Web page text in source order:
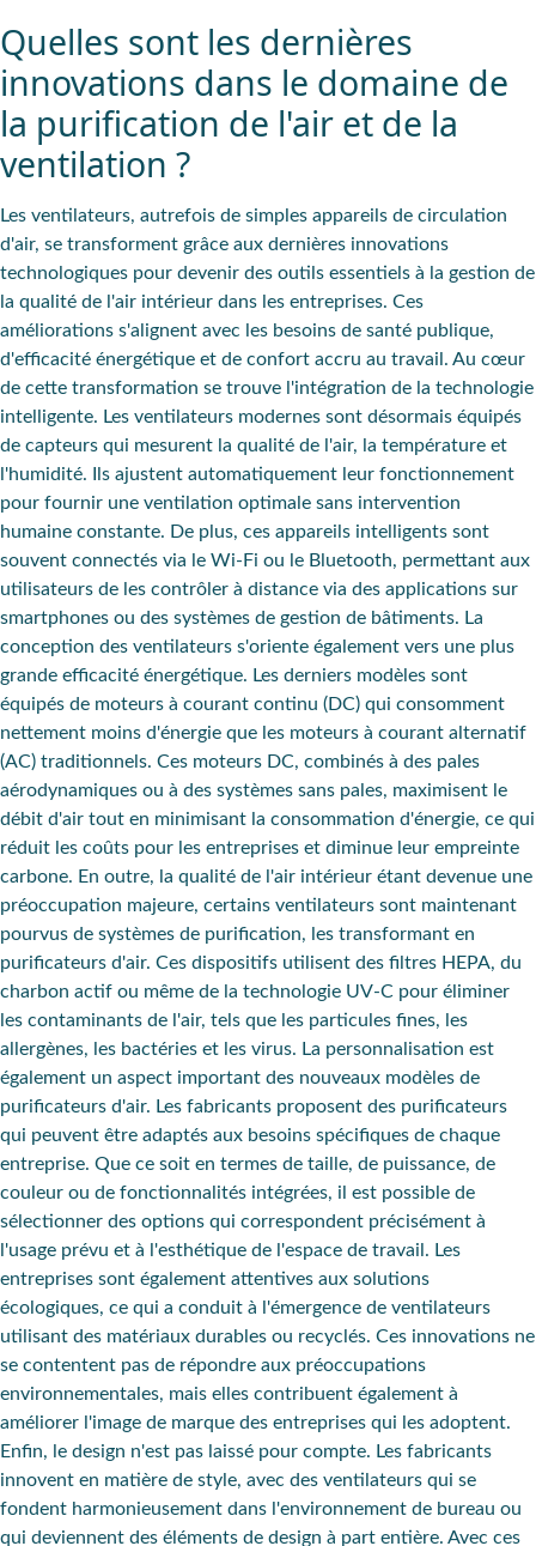
Quelles sont les dernières
innovations dans le domaine de
la purification de l'air et de la
ventilation ?
Les ventilateurs, autrefois de simples appareils de circulation
d'air, se transforment grâce aux dernières innovations
technologiques pour devenir des outils essentiels à la gestion de
la qualité de l'air intérieur dans les entreprises. Ces
améliorations s'alignent avec les besoins de santé publique,
d'efficacité énergétique et de confort accru au travail. Au cœur
de cette transformation se trouve l'intégration de la technologie
intelligente. Les ventilateurs modernes sont désormais équipés
de capteurs qui mesurent la qualité de l'air, la température et
l'humidité. Ils ajustent automatiquement leur fonctionnement
pour fournir une ventilation optimale sans intervention
humaine constante. De plus, ces appareils intelligents sont
souvent connectés via le Wi-Fi ou le Bluetooth, permettant aux
utilisateurs de les contrôler à distance via des applications sur
smartphones ou des systèmes de gestion de bâtiments. La
conception des ventilateurs s'oriente également vers une plus
grande efficacité énergétique. Les derniers modèles sont
équipés de moteurs à courant continu (DC) qui consomment
nettement moins d'énergie que les moteurs à courant alternatif
(AC) traditionnels. Ces moteurs DC, combinés à des pales
aérodynamiques ou à des systèmes sans pales, maximisent le
débit d'air tout en minimisant la consommation d'énergie, ce qui
réduit les coûts pour les entreprises et diminue leur empreinte
carbone. En outre, la qualité de l'air intérieur étant devenue une
préoccupation majeure, certains ventilateurs sont maintenant
pourvus de systèmes de purification, les transformant en
purificateurs d'air. Ces dispositifs utilisent des filtres HEPA, du
charbon actif ou même de la technologie UV-C pour éliminer
les contaminants de l'air, tels que les particules fines, les
allergènes, les bactéries et les virus. La personnalisation est
également un aspect important des nouveaux modèles de
purificateurs d'air. Les fabricants proposent des purificateurs
qui peuvent être adaptés aux besoins spécifiques de chaque
entreprise. Que ce soit en termes de taille, de puissance, de
couleur ou de fonctionnalités intégrées, il est possible de
sélectionner des options qui correspondent précisément à
l'usage prévu et à l'esthétique de l'espace de travail. Les
entreprises sont également attentives aux solutions
écologiques, ce qui a conduit à l'émergence de ventilateurs
utilisant des matériaux durables ou recyclés. Ces innovations ne
se contentent pas de répondre aux préoccupations
environnementales, mais elles contribuent également à
améliorer l'image de marque des entreprises qui les adoptent.
Enfin, le design n'est pas laissé pour compte. Les fabricants
innovent en matière de style, avec des ventilateurs qui se
fondent harmonieusement dans l'environnement de bureau ou
qui deviennent des éléments de design à part entière. Avec ces